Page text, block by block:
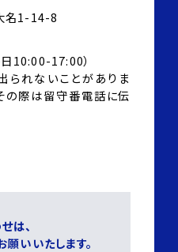
名1-14-8
10:00-17:00）
れないことがありま
の際は留守番電話に伝
は、
願いいたします。